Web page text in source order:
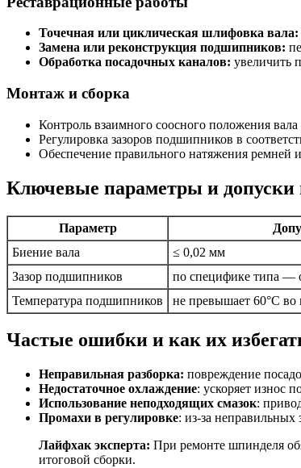
Точечная или циклическая шлифовка вала:
Замена или реконструкция подшипников:
Обработка посадочных каналов: увеличить
Монтаж и сборка
Контроль взаимного соосного положения
Регулировка зазоров подшипников в
Обеспечение правильного натяжения ремней
Ключевые параметры и допуски
Параметр
Биение вала
≤ 0,02 мм
Зазор подшипников
по специфике типа —
Температура подшипников
не превышает 60°C во
Частые ошибки и как их
Неправильная разборка: повреждение
Недостаточное охлаждение: ускоряет износ
Использование неподходящих смазок:
Промахи в регулировке: из-за неправильных
Лайфхак эксперта: При ремонте шпинделя
итоговой сборки.